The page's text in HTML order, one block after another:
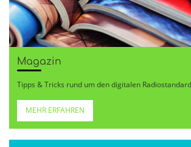
Magazin
Tipps & Tricks rund um den digitalen
MEHR ERFAHREN